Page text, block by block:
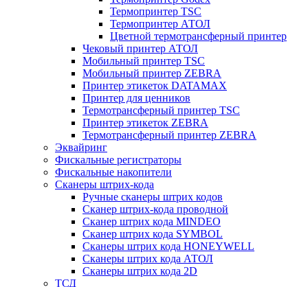
Термопринтер TSC
Термопринтер АТОЛ
Цветной термотрансферный принтер
Чековый принтер АТОЛ
Мобильный принтер TSC
Мобильный принтер ZEBRA
Принтер этикеток DATAMAX
Принтер для ценников
Термотрансферный принтер TSC
Принтер этикеток ZEBRA
Термотрансферный принтер ZEBRA
Эквайринг
Фискальные регистраторы
Фискальные накопители
Сканеры штрих-кода
Ручные сканеры штрих кодов
Сканер штрих-кода проводной
Сканер штрих кода MINDEO
Сканер штрих кода SYMBOL
Сканеры штрих кода HONEYWELL
Сканеры штрих кода АТОЛ
Сканеры штрих кода 2D
ТСД